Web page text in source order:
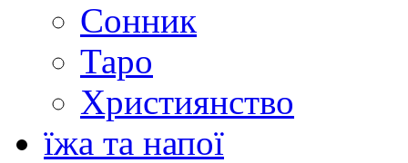
Сонник
Таро
Християнство
їжа та напої